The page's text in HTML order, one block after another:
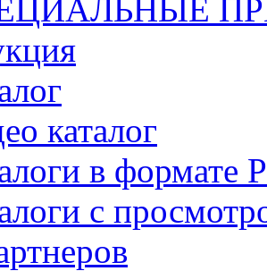
каталог
в формате
с